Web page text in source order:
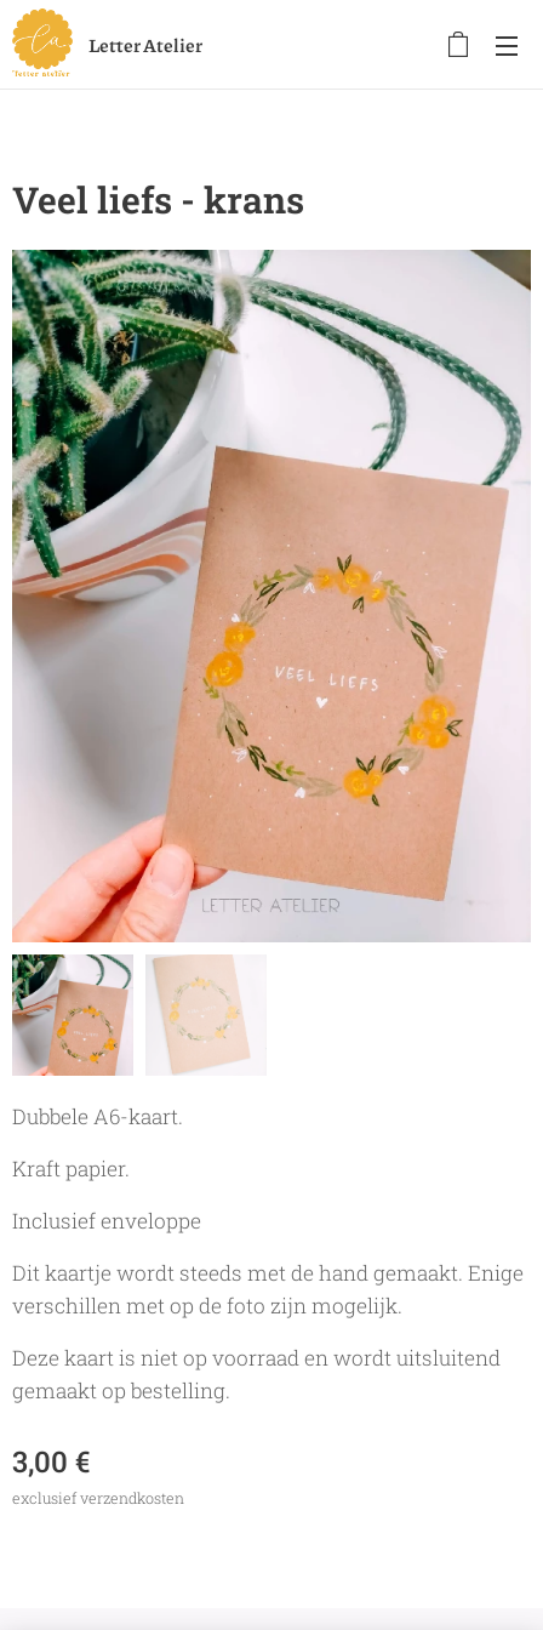
Letter Atelier
Veel liefs - krans
Dubbele A6-kaart.
Kraft papier.
Inclusief enveloppe
Dit kaartje wordt steeds met de hand gemaakt. Enige
verschillen met op de foto zijn mogelijk.
Deze kaart is niet op voorraad en wordt uitsluitend
gemaakt op bestelling.
3,00 €
exclusief verzendkosten